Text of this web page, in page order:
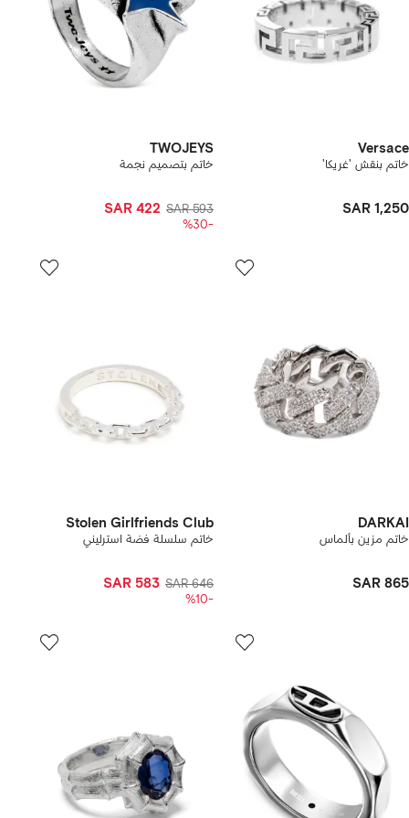
Versace
خاتم بنقش 'غريكا'
SAR 1,250
TWOJEYS
خاتم بتصميم نجمة
SAR 593
SAR 422
-%30
DARKAI
خاتم مزين بألماس
SAR 865
Stolen Girlfriends Club
خاتم سلسلة فضة استرليني
SAR 646
SAR 583
-%10